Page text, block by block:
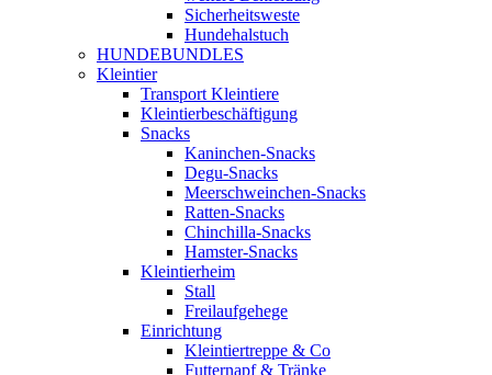
Sicherheitsweste
Hundehalstuch
HUNDEBUNDLES
Kleintier
Transport Kleintiere
Kleintierbeschäftigung
Snacks
Kaninchen-Snacks
Degu-Snacks
Meerschweinchen-Snacks
Ratten-Snacks
Chinchilla-Snacks
Hamster-Snacks
Kleintierheim
Stall
Freilaufgehege
Einrichtung
Kleintiertreppe & Co
Futternapf & Tränke